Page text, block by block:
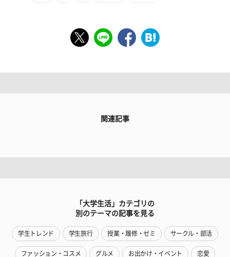
関連記事
「大学生活」カテゴリの
別のテーマの記事を見る
学生トレンド 学生旅行 授業・履修・ゼミ サークル・部活
ファッション・コスメ グルメ お出かけ・イベント 恋愛